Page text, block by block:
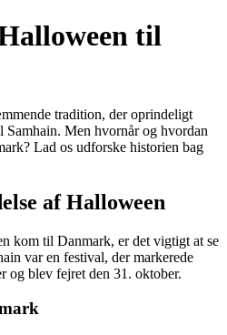
til
tradition, der oprindeligt
Samhain. Men hvornår og hvordan
Lad os udforske historien bag
af Halloween
kom til Danmark, er det vigtigt at se
var en festival, der markerede
og blev fejret den 31. oktober.